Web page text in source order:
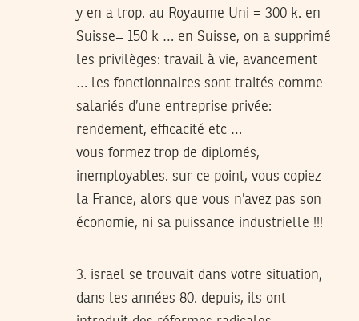
y en a trop. au Royaume Uni = 300 k. en
Suisse= 150 k … en Suisse, on a supprimé
les privilèges: travail à vie, avancement
… les fonctionnaires sont traités comme
salariés d’une entreprise privée:
rendement, efficacité etc …
vous formez trop de diplomés,
inemployables. sur ce point, vous copiez
la France, alors que vous n’avez pas son
économie, ni sa puissance industrielle !!!
3. israel se trouvait dans votre situation,
dans les années 80. depuis, ils ont